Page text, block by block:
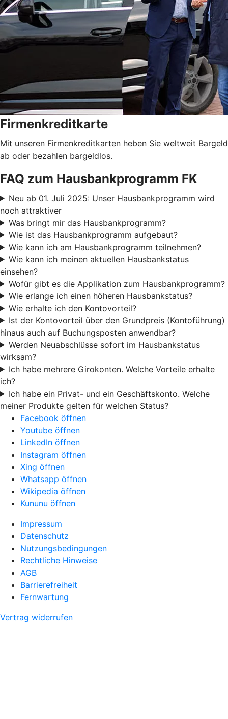
Firmenkreditkarte
Mit unseren Firmenkreditkarten heben Sie weltweit Bargeld
ab oder bezahlen bargeldlos.
FAQ zum Hausbankprogramm FK
Neu ab 01. Juli 2025: Unser Hausbankprogramm wird
noch attraktiver
Was bringt mir das Hausbankprogramm?
Wie ist das Hausbankprogramm aufgebaut?
Wie kann ich am Hausbankprogramm teilnehmen?
Wie kann ich meinen aktuellen Hausbankstatus
einsehen?
Wofür gibt es die Applikation zum Hausbankprogramm?
Wie erlange ich einen höheren Hausbankstatus?
Wie erhalte ich den Kontovorteil?
Ist der Kontovorteil über den Grundpreis (Kontoführung)
hinaus auch auf Buchungsposten anwendbar?
Werden Neuabschlüsse sofort im Hausbankstatus
wirksam?
Ich habe mehrere Girokonten. Welche Vorteile erhalte
ich?
Ich habe ein Privat- und ein Geschäftskonto. Welche
meiner Produkte gelten für welchen Status?
Facebook öffnen
Youtube öffnen
LinkedIn öffnen
Instagram öffnen
Xing öffnen
Whatsapp öffnen
Wikipedia öffnen
Kununu öffnen
Impressum
Datenschutz
Nutzungsbedingungen
Rechtliche Hinweise
AGB
Barrierefreiheit
Fernwartung
Vertrag widerrufen